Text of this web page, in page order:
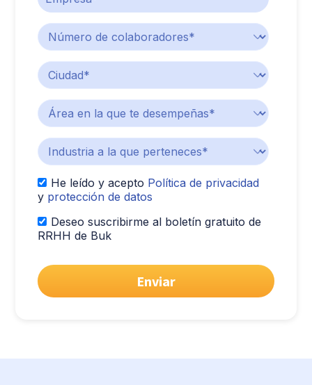
He leído y acepto Política de privacidad
y protección de datos
Deseo suscribirme al boletín gratuito de
RRHH de Buk